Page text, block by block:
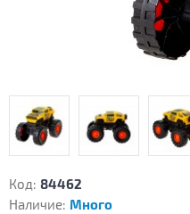
Код: 84462
Наличие: Много